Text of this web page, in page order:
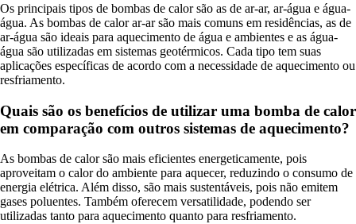
Os principais tipos de bombas de calor são as de ar-ar, ar-água e água-
água. As bombas de calor ar-ar são mais comuns em residências, as de
ar-água são ideais para aquecimento de água e ambientes e as água-
água são utilizadas em sistemas geotérmicos. Cada tipo tem suas
aplicações específicas de acordo com a necessidade de aquecimento ou
resfriamento.
Quais são os benefícios de utilizar uma bomba de calor
em comparação com outros sistemas de aquecimento?
As bombas de calor são mais eficientes energeticamente, pois
aproveitam o calor do ambiente para aquecer, reduzindo o consumo de
energia elétrica. Além disso, são mais sustentáveis, pois não emitem
gases poluentes. Também oferecem versatilidade, podendo ser
utilizadas tanto para aquecimento quanto para resfriamento.